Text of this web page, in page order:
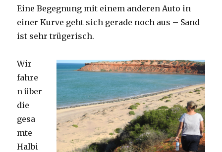
Eine Begegnung mit einem anderen Auto in
einer Kurve geht sich gerade noch aus – Sand
ist sehr trügerisch.
Wir
fahre
n über
die
gesa
mte
Halbi